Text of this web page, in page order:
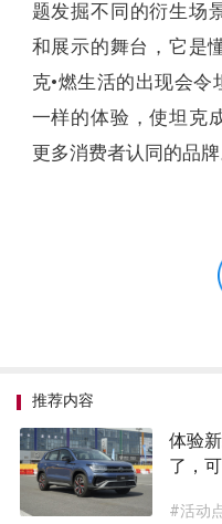
题发掘不同的衍生场
和展示的舞台，它是
克•燃生活的出现会
一样的体验，使坦克
更多消费者认同的品牌
推荐内容
体验
了，
#活动